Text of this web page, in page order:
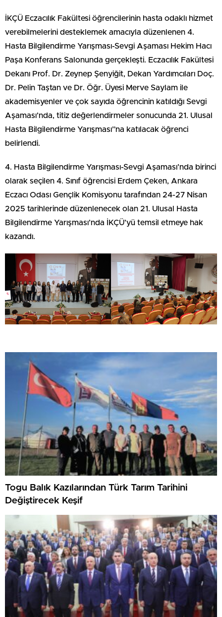
İKÇÜ Eczacılık Fakültesi öğrencilerinin hasta odaklı hizmet
verebilmelerini desteklemek amacıyla düzenlenen 4.
Hasta Bilgilendirme Yarışması-Sevgi Aşaması Hekim Hacı
Paşa Konferans Salonunda gerçekleşti. Eczacılık Fakültesi
Dekanı Prof. Dr. Zeynep Şenyiğit, Dekan Yardımcıları Doç.
Dr. Pelin Taştan ve Dr. Öğr. Üyesi Merve Saylam ile
akademisyenler ve çok sayıda öğrencinin katıldığı Sevgi
Aşaması’nda, titiz değerlendirmeler sonucunda 21. Ulusal
Hasta Bilgilendirme Yarışması”na katılacak öğrenci
belirlendi.
4. Hasta Bilgilendirme Yarışması-Sevgi Aşaması’nda birinci
olarak seçilen 4. Sınıf öğrencisi Erdem Çeken, Ankara
Eczacı Odası Gençlik Komisyonu tarafından 24-27 Nisan
2025 tarihlerinde düzenlenecek olan 21. Ulusal Hasta
Bilgilendirme Yarışması’nda İKÇÜ’yü temsil etmeye hak
kazandı.
Togu Balık Kazılarından Türk Tarım Tarihini
Değiştirecek Keşif